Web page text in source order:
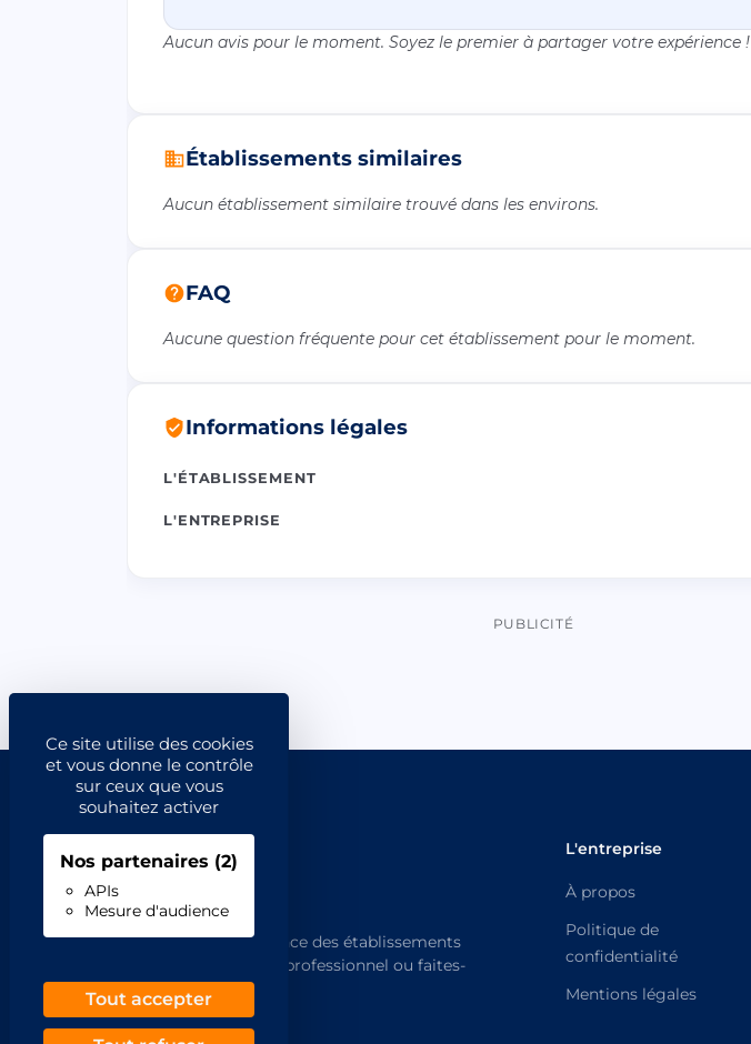
Ce site utilise des cookies
et vous donne le contrôle
sur ceux que vous
souhaitez activer
Nos partenaires (2)
APIs
Mesure d'audience
Tout accepter
Aucun avis pour le moment. Soyez le premier à partager votre expérience !
Établissements similaires
Aucun établissement similaire trouvé dans les environs.
FAQ
Aucune question fréquente pour cet établissement pour le moment.
Informations légales
L'ÉTABLISSEMENT
L'ENTREPRISE
PUBLICITÉ
L'annuaire de référence des établissements
français. Trouvez un professionnel ou faites-
vous trouver.
L'entreprise
À propos
Politique de
confidentialité
Mentions légales